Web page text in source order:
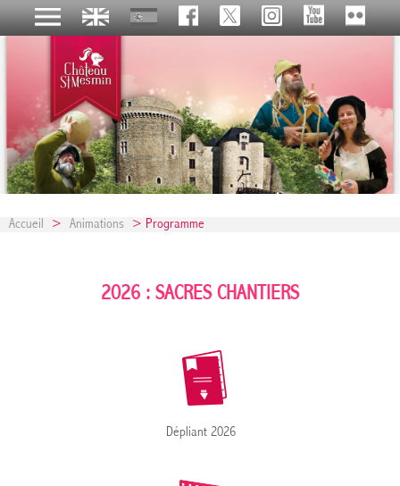
Accueil > Animations > Programme
2026 : SACRES CHANTIERS
Dépliant 2026